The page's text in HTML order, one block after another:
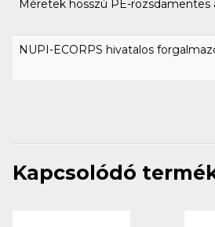
Méretek hosszú PE-
NUPI-ECORPS hivatalos
Kapcsolódó